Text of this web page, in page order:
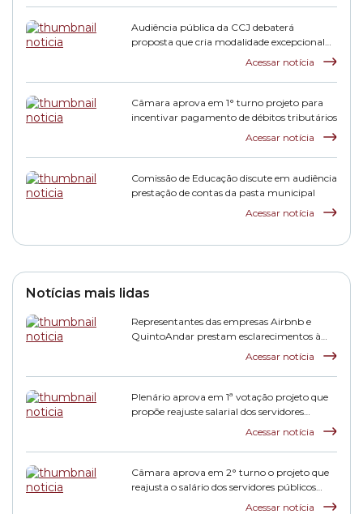
Audiência pública da CCJ debaterá
proposta que cria modalidade excepcional
Acessar notícia
Câmara aprova em 1° turno projeto para
incentivar pagamento de débitos tributários
Acessar notícia
Comissão de Educação discute em audiência
prestação de contas da pasta municipal
Acessar notícia
Notícias mais lidas
Representantes das empresas Airbnb e
QuintoAndar prestam esclarecimentos à
Acessar notícia
Plenário aprova em 1ª votação projeto que
propõe reajuste salarial dos servidores
Acessar notícia
Câmara aprova em 2° turno o projeto que
reajusta o salário dos servidores públicos
Acessar notícia